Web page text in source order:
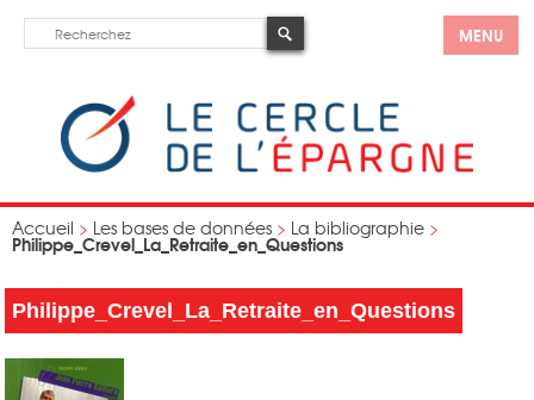
MENU
Accueil > Les bases de données > La bibliographie >
Philippe_Crevel_La_Retraite_en_Questions
Philippe_Crevel_La_Retraite_en_Questions